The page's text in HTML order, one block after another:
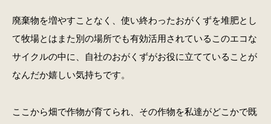
廃棄物を増やすことなく、使い終わったおがくずを堆肥とし
て牧場とはまた別の場所でも有効活用されているこのエコな
サイクルの中に、自社のおがくずがお役に立てていることが
なんだか嬉しい気持ちです。
ここから畑で作物が育てられ、その作物を私達がどこかで既